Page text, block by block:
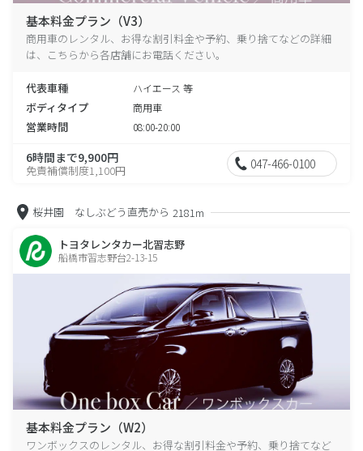
基本料金プラン（V3）
商用車のレンタル、お得な割引料金や予約、乗り捨てなどの詳細
は、こちらから各店舗にお電話ください。
代表車種 ハイエース 等
ボディタイプ 商用車
営業時間 08:00-20:00
6時間まで9,900円
免責補償制度1,100円 047-466-0100
桜井園 なしぶどう直売から 2181m
トヨタレンタカー北習志野
船橋市習志野台2-13-15
基本料金プラン（W2）
ワンボックスのレンタル、お得な割引料金や予約、乗り捨てなど